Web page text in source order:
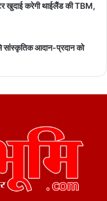
करेगी थाईलैंड की TBM,
सांस्कृतिक आदान-प्रदान को